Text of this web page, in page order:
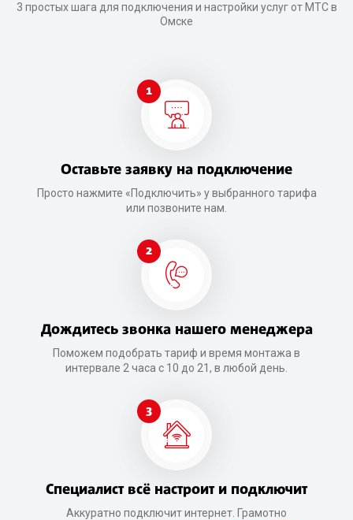
3 простых шага для подключения и настройки услуг от МТС в
Омске
1
Оставьте заявку на подключение
Просто нажмите «Подключить» у выбранного тарифа
или позвоните нам.
2
Дождитесь звонка нашего менеджера
Поможем подобрать тариф и время монтажа в
интервале 2 часа с 10 до 21, в любой день.
3
Специалист всё настроит и подключит
Аккуратно подключит интернет. Грамотно